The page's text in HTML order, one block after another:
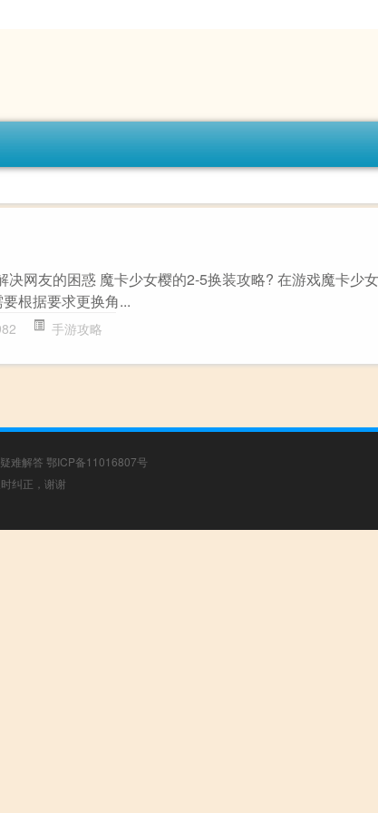
决网友的困惑 魔卡少女樱的2-5换装攻略? 在游戏魔卡少
根据要求更换角...
手游攻略
疑难解答 鄂ICP备11016807号
纠正，谢谢